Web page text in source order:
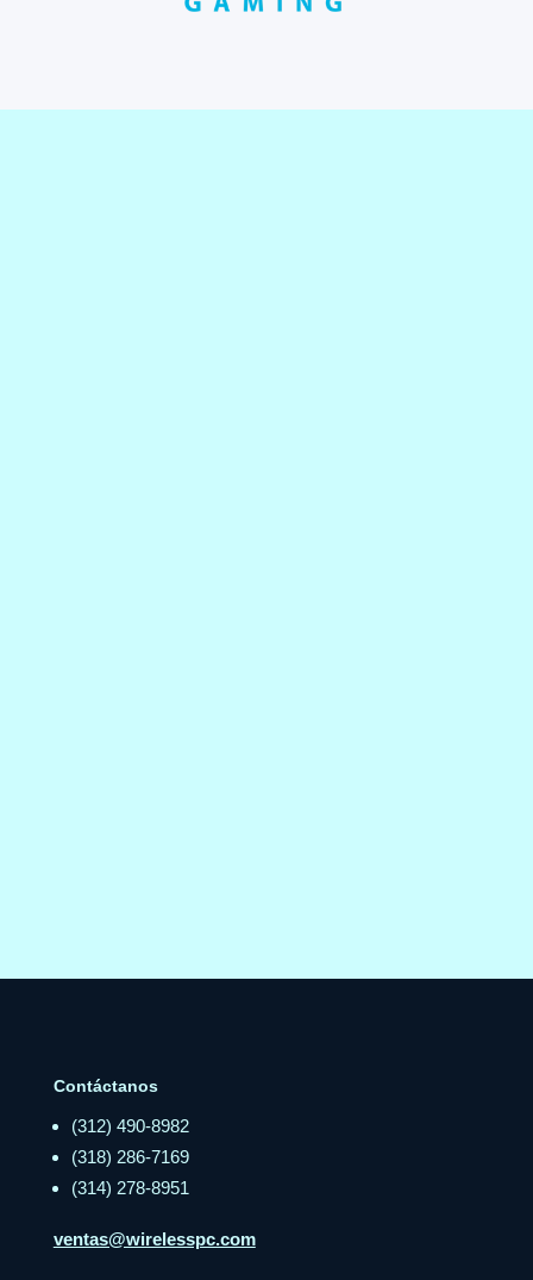
Contáctanos
(312) 490-8982
(318) 286-7169
(314) 278-8951
ventas@wirelesspc.com